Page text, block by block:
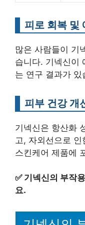
피로 회복 및
많은 사람들이 기
습니다. 기넥신이
는 연구 결과가 있
피부 건강 개
기넥신은 항산화
고, 자외선으로
스킨케어 제품에
✅ 기넥신의 부작
요.